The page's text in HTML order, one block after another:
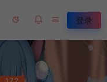
登录
172